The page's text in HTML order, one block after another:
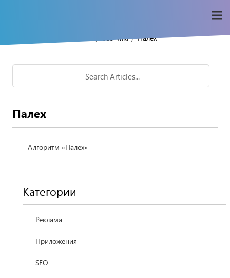
Seo-wiki / Палех
Палех
Алгоритм «Палех»
Категории
Реклама
Приложения
SEO